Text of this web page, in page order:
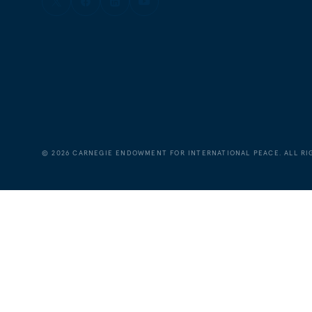
©2026 CARNEGIE ENDOWMENT FOR INTERNATIONAL PEACE. ALL